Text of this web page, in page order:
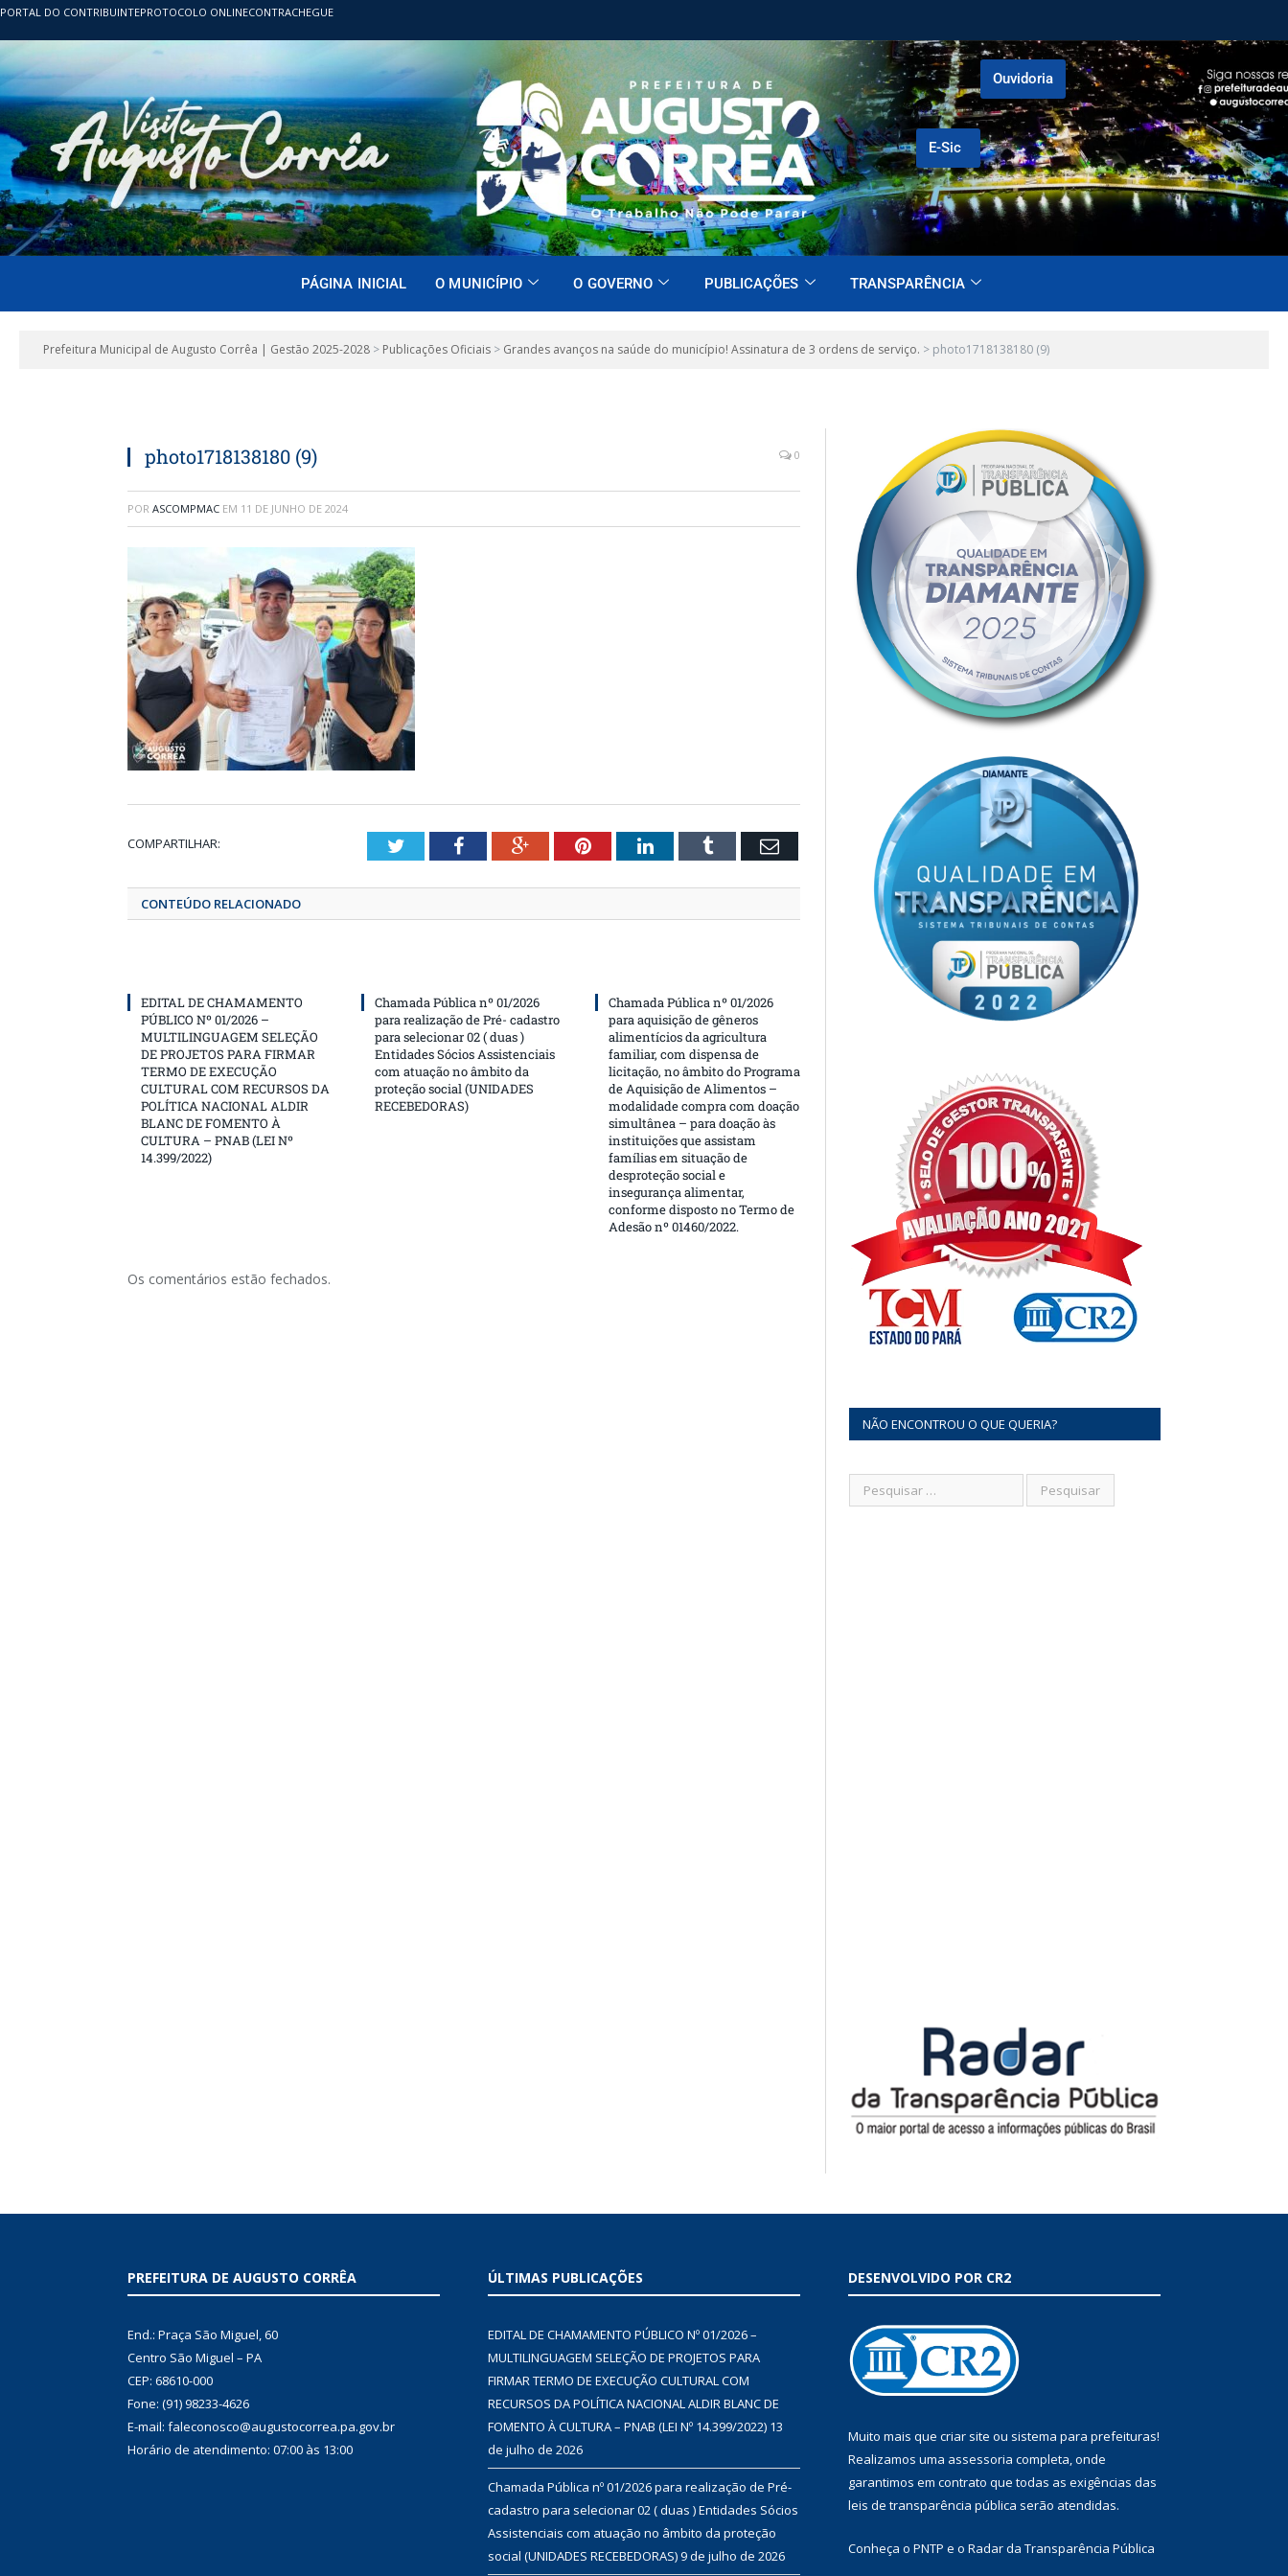
PORTAL DO CONTRIBUINTEPROTOCOLO ONLINECONTRACHEGUE
E-Sic
Ouvidoria
PÁGINA INICIAL O MUNICÍPIO O GOVERNO PUBLICAÇÕES TRANSPARÊNCIA
Prefeitura Municipal de Augusto Corrêa | Gestão 2025-2028 > Publicações Oficiais > Grandes avanços na saúde do município! Assinatura de 3 ordens de serviço. > photo1718138180 (9)
photo1718138180 (9) 0
POR ASCOMPMAC EM 11 DE JUNHO DE 2024
COMPARTILHAR: TwitterFacebookGoogle+PinterestLinkedInTumblr Email
CONTEÚDO RELACIONADO
EDITAL DE CHAMAMENTO
PÚBLICO Nº 01/2026 –
MULTILINGUAGEM SELEÇÃO
DE PROJETOS PARA FIRMAR
TERMO DE EXECUÇÃO
CULTURAL COM RECURSOS DA
POLÍTICA NACIONAL ALDIR
BLANC DE FOMENTO À
CULTURA – PNAB (LEI Nº
14.399/2022)
Chamada Pública nº 01/2026
para realização de Pré- cadastro
para selecionar 02 ( duas )
Entidades Sócios Assistenciais
com atuação no âmbito da
proteção social (UNIDADES
RECEBEDORAS)
Chamada Pública nº 01/2026
para aquisição de gêneros
alimentícios da agricultura
familiar, com dispensa de
licitação, no âmbito do Programa
de Aquisição de Alimentos –
modalidade compra com doação
simultânea – para doação às
instituições que assistam
famílias em situação de
desproteção social e
insegurança alimentar,
conforme disposto no Termo de
Adesão nº 01460/2022.
Os comentários estão fechados.
NÃO ENCONTROU O QUE QUERIA?
PREFEITURA DE AUGUSTO CORRÊA
End.: Praça São Miguel, 60
Centro São Miguel – PA
CEP: 68610-000
Fone: (91) 98233-4626
E-mail: faleconosco@augustocorrea.pa.gov.br
Horário de atendimento: 07:00 às 13:00
ÚLTIMAS PUBLICAÇÕES
EDITAL DE CHAMAMENTO PÚBLICO Nº 01/2026 –
MULTILINGUAGEM SELEÇÃO DE PROJETOS PARA
FIRMAR TERMO DE EXECUÇÃO CULTURAL COM
RECURSOS DA POLÍTICA NACIONAL ALDIR BLANC DE
FOMENTO À CULTURA – PNAB (LEI Nº 14.399/2022) 13
de julho de 2026
Chamada Pública nº 01/2026 para realização de Pré-
cadastro para selecionar 02 ( duas ) Entidades Sócios
Assistenciais com atuação no âmbito da proteção
social (UNIDADES RECEBEDORAS)9 de julho de 2026
DESENVOLVIDO POR CR2
Muito mais que criar site ou sistema para prefeituras!
Realizamos uma assessoria completa, onde
garantimos em contrato que todas as exigências das
leis de transparência pública serão atendidas.
Conheça o PNTP e o Radar da Transparência Pública